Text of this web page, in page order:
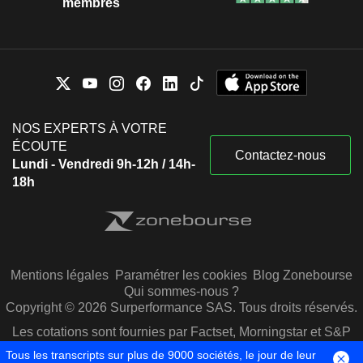
NOS EXPERTS À VOTRE
ÉCOUTE
Lundi - Vendredi 9h-12h / 14h-
18h
Contactez-nous
Mentions légales Paramétrer les cookies Blog Zonebourse
Qui sommes-nous ?
Copyright © 2026 Surperformance SAS. Tous droits réservés.
Les cotations sont fournies par Factset, Morningstar et S&P
Capital IQ
Tous les transcripts sur plus de 9000 sociétés, le jour de leur